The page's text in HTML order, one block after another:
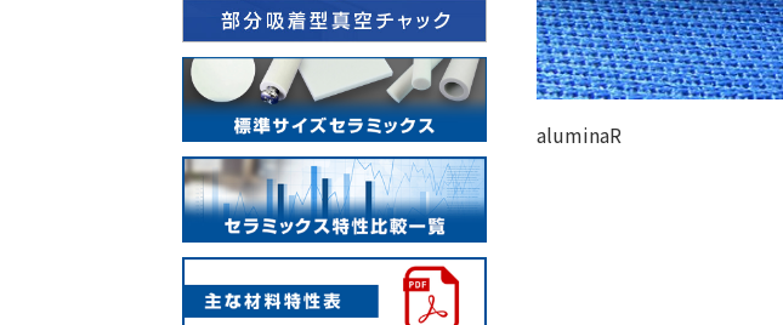
aluminaR